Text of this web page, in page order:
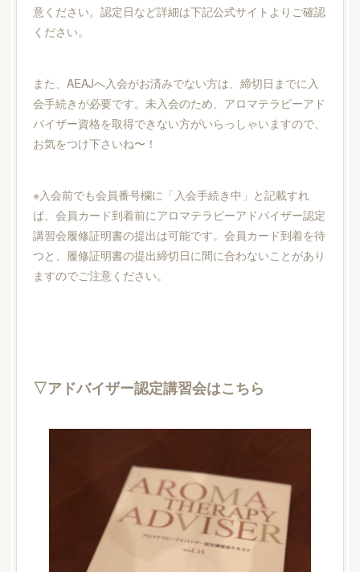
意ください。認定日など詳細は下記公式サイトよりご確認
ください。
また、AEAJへ入会がお済みでない方は、締切日までに入
会手続きが必要です。未入会のため、アロマテラピーアド
バイザー資格を取得できない方がいらっしゃいますので、
お気をつけ下さいね〜！
※入会前でも会員番号欄に「入会手続き中」と記載すれ
ば、会員カード到着前にアロマテラピーアドバイザー認定
講習会履修証明書の提出は可能です。会員カード到着を待
つと、履修証明書の提出締切日に間に合わないことがあり
ますのでご注意ください。
▽アドバイザー認定講習会はこちら